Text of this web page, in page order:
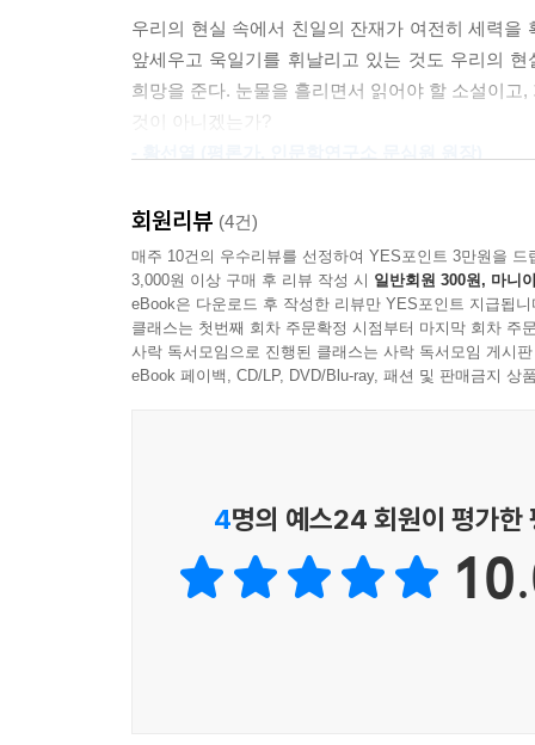
다. 햇살이 아기를 받아 안을 때 어미 인어는 조용
--- p.230
서로의 사건에 연루되어 있으며 그들의 슬픔과
화해를 말할 때 윤정모는 아직 마르지 않은 그들
시대적 아픔과 고통 속에서도 희망을 잃지 않았
다연의 유언으로 동규가 회고하듯 다연의 삶을
연결되는지를 이해하고 공유하려는 것이다. 다연
이들의 넋을 진혼하려던 것과 토착 일본인이 우
민족에게 미래는 없다’라는 말처럼 지금과는 다른
희망이 있어서 현실을 견디어나가는 힘이 있는 것
우리의 현실 속에서 친일의 잔재가 여전히 세력
앞세우고 욱일기를 휘날리고 있는 것도 우리의
희망을 준다. 눈물을 흘리면서 읽어야 할 소설이
것이 아니겠는가?
회원리뷰 (4건)
매주 10건의 우수리뷰를 선정하여 YES포인트 3만원을 드
3,000원 이상 구매 후 리뷰 작성 시 일반회원 300원, 마니
eBook은 다운로드 후 작성한 리뷰만 YES포인트 지급됩니
클래스는 첫번째 회차 주문확정 시점부터 마지막 회차 주
사락 독서모임으로 진행된 클래스는 사락 독서모임 게시
eBook 페이백, CD/LP, DVD/Blu-ray, 패션 및 판매금지 상
4명의 예스24 회원이 평가한